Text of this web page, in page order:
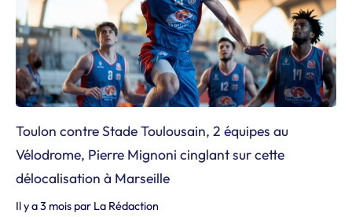
Toulon contre Stade Toulousain, 2 équipes au
Vélodrome, Pierre Mignoni cinglant sur cette
délocalisation à Marseille
Il y a 3 mois par La Rédaction